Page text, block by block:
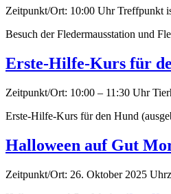
Zeitpunkt/Ort: 10:00 Uhr Treffpunkt
Besuch der Fledermausstation und
Erste-Hilfe-Kurs für
Zeitpunkt/Ort: 10:00 – 11:30 Uhr
Erste-Hilfe-Kurs für den Hund
Halloween auf Gut
Zeitpunkt/Ort: 26. Oktober 2025